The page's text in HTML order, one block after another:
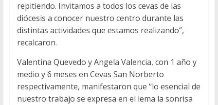
repitiendo. Invitamos a todos los cevas de las
diócesis a conocer nuestro centro durante las
distintas actividades que estamos realizando”,
recalcaron.
Valentina Quevedo y Angela Valencia, con 1 año y
medio y 6 meses en Cevas San Norberto
respectivamente, manifestaron que “lo esencial de
nuestro trabajo se expresa en el lema la sonrisa